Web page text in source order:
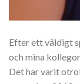
Efter ett väldigt
och mina
Det har varit